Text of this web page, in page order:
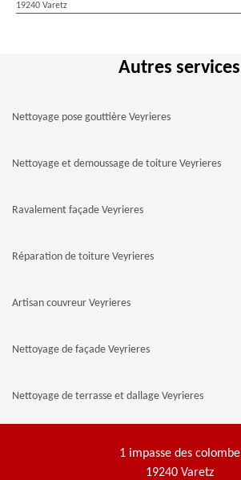
19240 Varetz
Autres services
Nettoyage pose gouttière Veyrieres
Nettoyage et demoussage de toiture Veyrieres
Ravalement façade Veyrieres
Réparation de toiture Veyrieres
Artisan couvreur Veyrieres
Nettoyage de façade Veyrieres
Nettoyage de terrasse et dallage Veyrieres
1 impasse des colombe
19240 Varetz